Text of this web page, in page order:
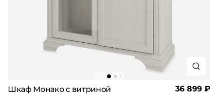
Шкаф Монако с витриной 36 899 ₽